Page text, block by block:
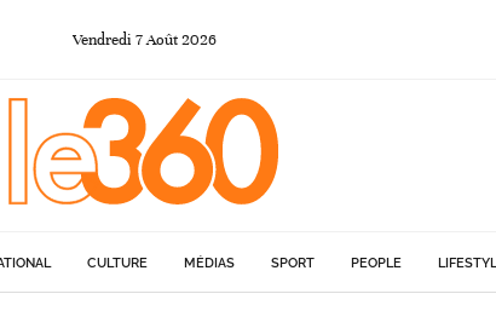
Vendredi 7Août 2026
CULTURE MÉDIAS SPORT PEOPLE